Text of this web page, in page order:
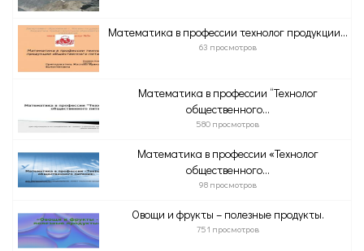
Математика в профессии технолог продукции...
63 просмотров
Математика в профессии “Технолог
общественного...
580 просмотров
Математика в профессии «Технолог
общественного...
98 просмотров
Овощи и фрукты – полезные продукты.
751 просмотров